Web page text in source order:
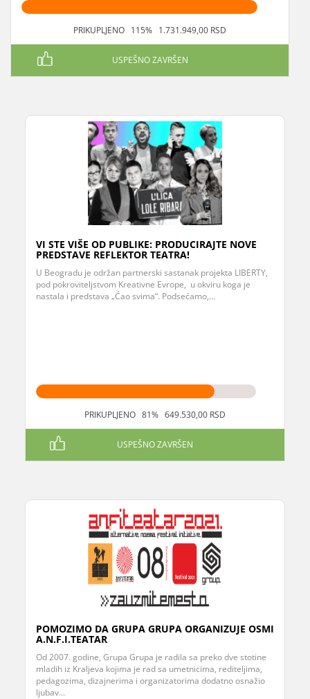
PRIKUPLJENO 115% 1.731.949,00 RSD
USPEŠNO ZAVRŠEN
VI STE VIŠE OD PUBLIKE: PRODUCIRAJTE NOVE
PREDSTAVE REFLEKTOR TEATRA!
U Beogradu je održan partnerski sastanak projekta LIBERTY,
pod pokroviteljstvom Kreativne Evrope, u okviru koga je
nastala i predstava „Ćao svima“. Podsećamo,...
PRIKUPLJENO 81% 649.530,00 RSD
USPEŠNO ZAVRŠEN
POMOZIMO DA GRUPA GRUPA ORGANIZUJE OSMI
A.N.F.I.TEATAR
Od 2007. godine, Grupa Grupa je radila sa preko dve stotine
mladih iz Kraljeva kojima je rad sa umetnicima, rediteljima,
pedagozima, dizajnerima i organizatorima dodatno osnažio
ljubav...